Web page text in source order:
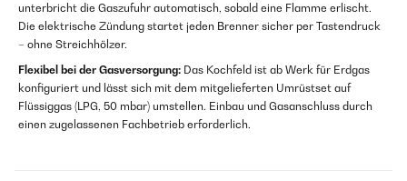
unterbricht die Gaszufuhr automatisch, sobald eine Flamme erlischt.
Die elektrische Zündung startet jeden Brenner sicher per Tastendruck
– ohne Streichhölzer.
Flexibel bei der Gasversorgung: Das Kochfeld ist ab Werk für Erdgas
konfiguriert und lässt sich mit dem mitgelieferten Umrüstset auf
Flüssiggas (LPG, 50 mbar) umstellen. Einbau und Gasanschluss durch
einen zugelassenen Fachbetrieb erforderlich.